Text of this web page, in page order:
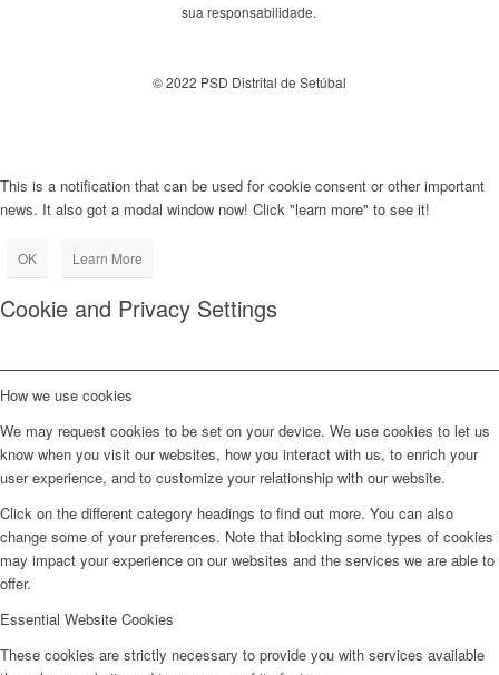
sua responsabilidade.
© 2022 PSD Distrital de Setúbal
This is a notification that can be used for cookie consent or other important
news. It also got a modal window now! Click "learn more" to see it!
OK Learn More
Cookie and Privacy Settings
How we use cookies
We may request cookies to be set on your device. We use cookies to let us
know when you visit our websites, how you interact with us, to enrich your
user experience, and to customize your relationship with our website.
Click on the different category headings to find out more. You can also
change some of your preferences. Note that blocking some types of cookies
may impact your experience on our websites and the services we are able to
offer.
Essential Website Cookies
These cookies are strictly necessary to provide you with services available